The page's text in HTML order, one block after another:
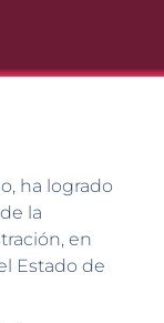
ha logrado
la
en
Estado de